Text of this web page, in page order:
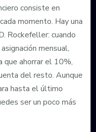
consiste en
momento. Hay una
Rockefeller: cuando
mensual,
que ahorrar el 10%,
del resto. Aunque
hasta el último
ser un poco más